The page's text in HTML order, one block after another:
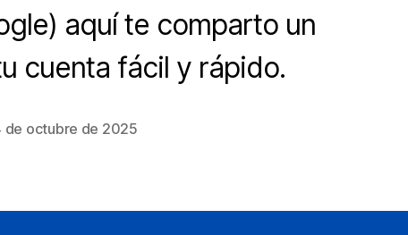
aquí te comparto un
cuenta fácil y rápido.
de octubre de 2025